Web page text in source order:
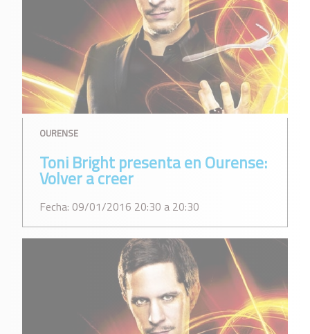
OURENSE
Toni Bright presenta en Ourense:
Volver a creer
Fecha: 09/01/2016 20:30 a 20:30